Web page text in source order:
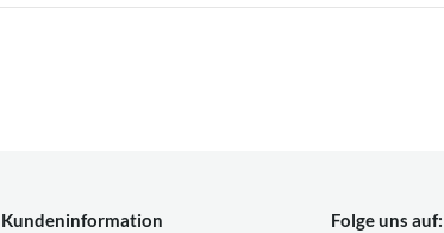
Kundeninformation Folge uns auf: